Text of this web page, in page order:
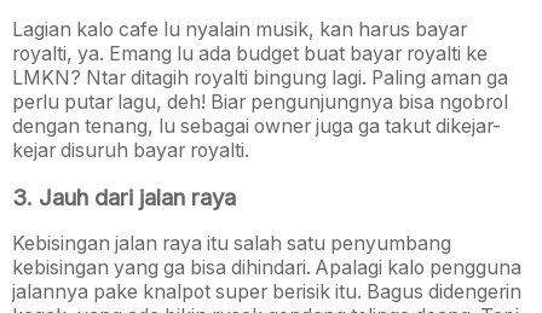
Lagian kalo cafe lu nyalain musik, kan harus bayar
royalti, ya. Emang lu ada budget buat bayar royalti ke
LMKN? Ntar ditagih royalti bingung lagi. Paling aman ga
perlu putar lagu, deh! Biar pengunjungnya bisa ngobrol
dengan tenang, lu sebagai owner juga ga takut dikejar-
kejar disuruh bayar royalti.
3. Jauh dari jalan raya
Kebisingan jalan raya itu salah satu penyumbang
kebisingan yang ga bisa dihindari. Apalagi kalo pengguna
jalannya pake knalpot super berisik itu. Bagus didengerin